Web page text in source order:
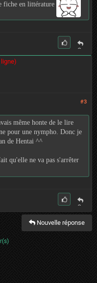
fiche en littérature
C
it
#3
même honte de le lire
pour une nympho. Donc je
de Hentai ^^
qu'elle ne va pas s'arrêter
C
it
er
Nouvelle réponse